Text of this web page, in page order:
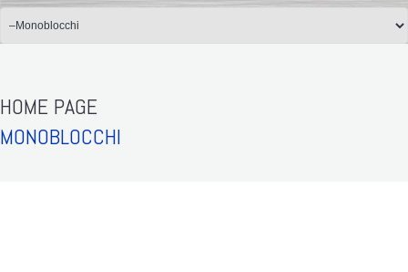
HOME PAGE
MONOBLOCCHI